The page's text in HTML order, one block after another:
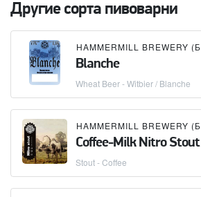
Другие сорта пивоварни
Blanche
Wheat Beer - Witbier / Blanche
Coffee-Milk Nitro Stout
Stout - Coffee